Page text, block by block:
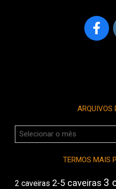
ARQUIVOS
Arquivos
do
TERMOS MAIS
2 caveiras 2-5 caveiras 3